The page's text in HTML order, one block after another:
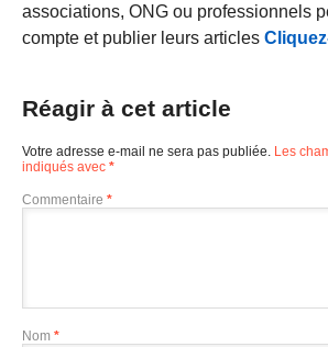
associations, ONG ou professionnels
compte et publier leurs articles
Réagir à cet article
Votre adresse e-mail ne sera pas publiée. Les
indiqués avec *
Commentaire *
Nom *